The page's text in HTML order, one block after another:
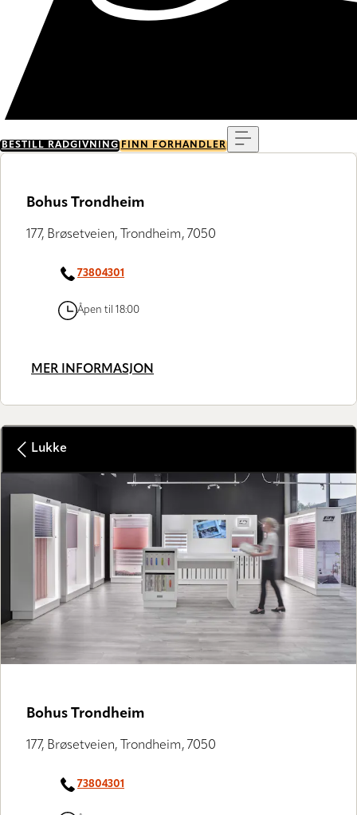
BESTILL RÅDGIVNING FINN FORHANDLER
Bohus Trondheim
177, Brøsetveien, Trondheim, 7050
73804301
Åpen til 18:00
MER INFORMASJON
Lukke
Bohus Trondheim
177, Brøsetveien, Trondheim, 7050
73804301